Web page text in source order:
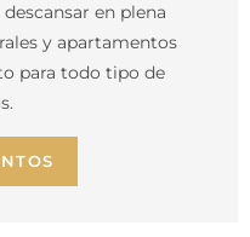
en plena
y apartamentos
para todo tipo de